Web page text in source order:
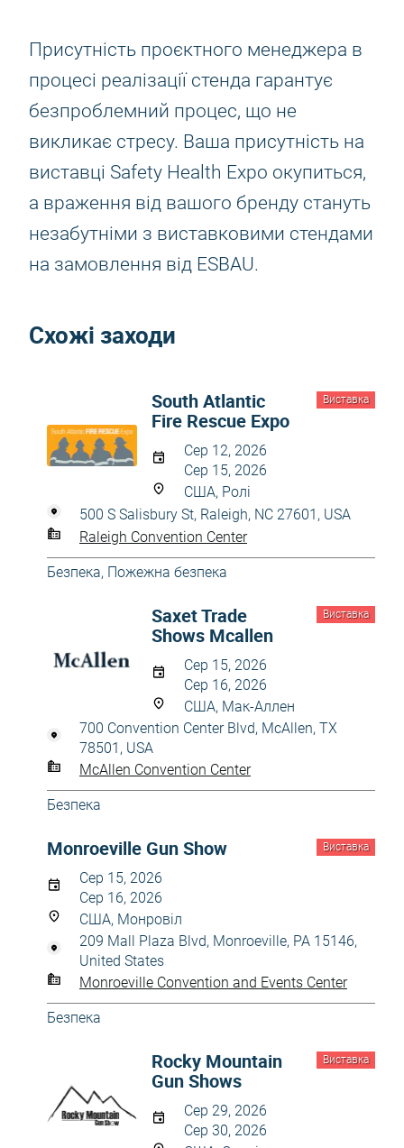
Присутність проєктного менеджера в
процесі реалізації стенда гарантує
безпроблемний процес, що не
викликає стресу. Ваша присутність на
виставці Safety Health Expo окупиться,
а враження від вашого бренду стануть
незабутніми з виставковими стендами
на замовлення від ESBAU.
Схожі заходи
Виставка
South Atlantic
Fire Rescue Expo
Сер 12, 2026
Сер 15, 2026
США, Ролі
500 S Salisbury St, Raleigh, NC 27601, USA
Raleigh Convention Center
Безпека, Пожежна безпека
Виставка
Saxet Trade
Shows Mcallen
Сер 15, 2026
Сер 16, 2026
США, Мак-Аллен
700 Convention Center Blvd, McAllen, TX
78501, USA
McAllen Convention Center
Безпека
Виставка
Monroeville Gun Show
Сер 15, 2026
Сер 16, 2026
США, Монровіл
209 Mall Plaza Blvd, Monroeville, PA 15146,
United States
Monroeville Convention and Events Center
Безпека
Виставка
Rocky Mountain
Gun Shows
Сер 29, 2026
Сер 30, 2026